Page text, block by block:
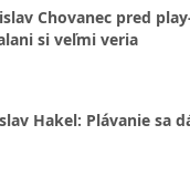
Chovanec pred
si veľmi veria
Hakel: Plávanie sa